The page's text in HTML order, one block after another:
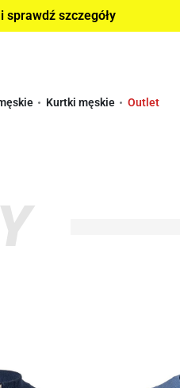
sprawdź szczegóły
Kurtki męskie Outlet